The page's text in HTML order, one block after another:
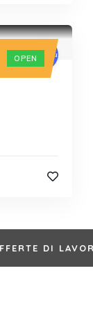
OPEN
DI